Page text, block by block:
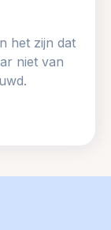
het zijn dat
niet van